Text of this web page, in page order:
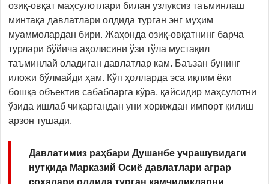
озиқ-овқат маҳсулотлари билан узлуксиз таъминлаш
минтақа давлатлари олдида турган энг муҳим
муаммолардан бири. Жаҳонда озиқ-овқатнинг барча
турлари бўйича аҳолисини ўзи тўла мустақил
таъминлай оладиган давлатлар кам. Баъзан бунинг
иложи бўлмайди ҳам. Кўп ҳолларда эса иқлим ёки
бошқа объектив сабабларга кўра, қайсидир маҳсулотни
ўзида ишлаб чиқаргандан уни хориждан импорт қилиш
арзон тушади.
Давлатимиз раҳбари Душанбе учрашувидаги
нутқида Марказий Осиё давлатлари аграр